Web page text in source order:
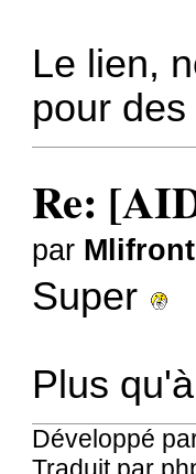
Le lien,
pour
Re:
par
Super
Plus
Développé